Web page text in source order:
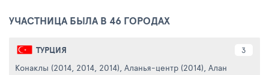
УЧАСТНИЦА БЫЛА В 46 ГОРОДАХ
ТУРЦИЯ 3
Конаклы (2014, 2014, 2014), Аланья-центр (2014), Аланья (2014)